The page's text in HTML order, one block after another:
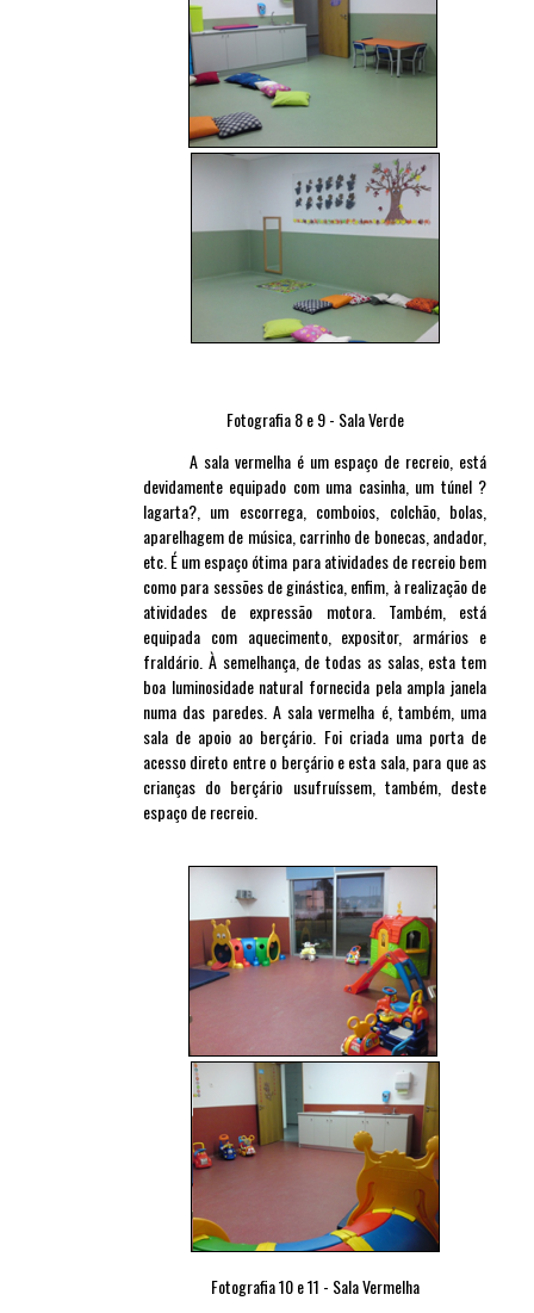
Fotografia 8 e 9 - Sala Verde
A sala vermelha é um espaço de recreio, está
devidamente equipado com uma casinha, um túnel ?
lagarta?, um escorrega, comboios, colchão, bolas,
aparelhagem de música, carrinho de bonecas, andador,
etc. É um espaço ótima para atividades de recreio bem
como para sessões de ginástica, enfim, à realização de
atividades de expressão motora. Também, está
equipada com aquecimento, expositor, armários e
fraldário. À semelhança, de todas as salas, esta tem
boa luminosidade natural fornecida pela ampla janela
numa das paredes. A sala vermelha é, também, uma
sala de apoio ao berçário. Foi criada uma porta de
acesso direto entre o berçário e esta sala, para que as
crianças do berçário usufruíssem, também, deste
espaço de recreio.
Fotografia 10 e 11 - Sala Vermelha